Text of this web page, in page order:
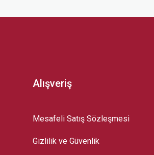
Alışveriş
Mesafeli Satış Sözleşmesi
Gizlilik ve Güvenlik